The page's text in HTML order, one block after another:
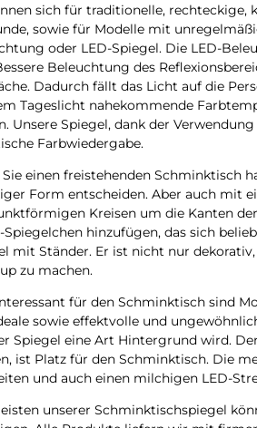
sich für traditionelle, rechteckige,
sowie für Modelle mit
oder LED-Spiegel. Die LED-
Beleuchtung des
Dadurch fällt das Licht auf die
Tageslicht nahekommende
Unsere Spiegel, dank der
Farbwiedergabe.
einen freistehenden Schminktisch
Form entscheiden. Aber auch mit
Kreisen um die Kanten
hinzufügen, das sich
mit Ständer. Er ist nicht nur
zu machen.
für den Schminktisch sind
sowie effektvolle und
Spiegel eine Art Hintergrund wird.
ist Platz für den Schminktisch. Die
und auch einen milchigen LED-
unserer Schminktischspiegel